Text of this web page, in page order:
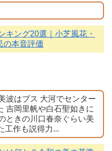
キング20選｜小芝風花・
本音評価
波はブス 大河でセンター
吉岡里帆や白石聖如きに
ときの川口春奈ぐらい美
工作も説得力...